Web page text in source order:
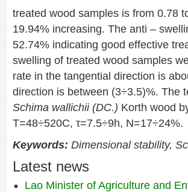
treated wood samples is from 0.78
19.94% increasing. The anti –
52.74% indicating good effective
swelling of treated wood samples
rate in the tangential direction is
direction is between (3÷3.5)%. The
Schima wallichii (DC.) Korth wood
T=48÷520C, τ=7.5÷9h, N=17÷24%.
Keywords: Dimensional stability,
Latest news
Lao Minister of Agriculture and